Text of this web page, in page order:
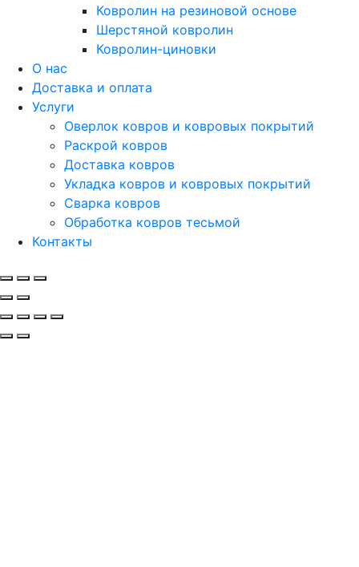
Ковролин на резиновой основе
Шерстяной ковролин
Ковролин-циновки
О нас
Доставка и оплата
Услуги
Оверлок ковров и ковровых покрытий
Раскрой ковров
Доставка ковров
Укладка ковров и ковровых покрытий
Сварка ковров
Обработка ковров тесьмой
Контакты